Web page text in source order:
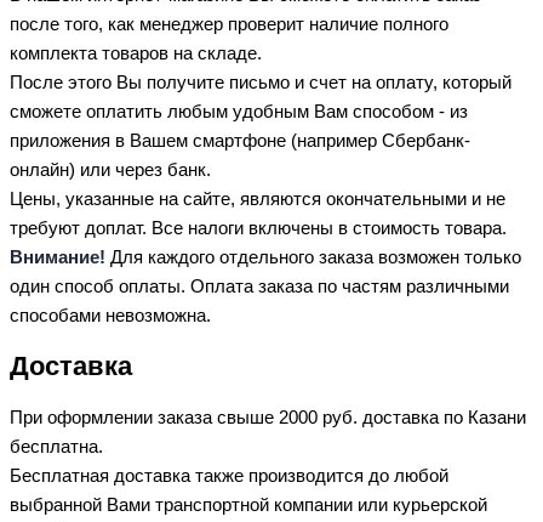
после того, как менеджер проверит наличие полного
комплекта товаров на складе.
После этого Вы получите письмо и счет на оплату, который
сможете оплатить любым удобным Вам способом - из
приложения в Вашем смартфоне (например Сбербанк-
онлайн) или через банк.
Цены, указанные на сайте, являются окончательными и не
требуют доплат. Все налоги включены в стоимость товара.
Внимание! Для каждого отдельного заказа возможен только
один способ оплаты. Оплата заказа по частям различными
способами невозможна.
Доставка
При оформлении заказа свыше 2000 руб. доставка по Казани
бесплатна.
Бесплатная доставка также производится до любой
выбранной Вами транспортной компании или курьерской